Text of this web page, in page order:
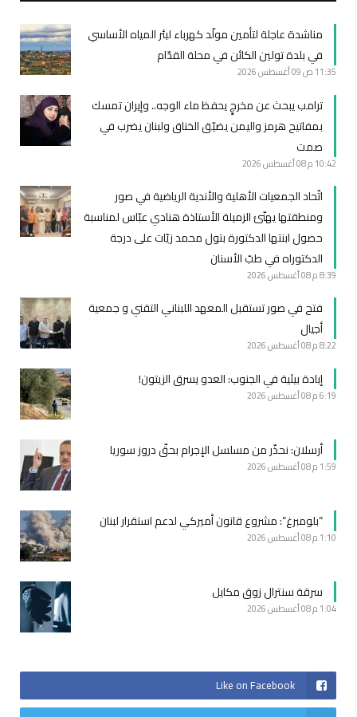
مناشدة عاجلة لتأمين مولّد كهرباء لبئر المياه الأساسي
في بلدة تولين الكائن في محلة القدّام
11:35 ص 09 أغسطس 2026
ترامب يبحث عن مخرجٍ يحفظ ماء الوجه.. وإيران تمسك
بمفاتيح هرمز واليمن يضيّق الخناق ولبنان يضرب في
صمت
10:42 م 08 أغسطس 2026
اتّحاد الجمعيات الأهلية والأندية الرياضية في صور
ومنطقتها يهنّئ الزميلة الأستاذة هنادي عبّاس لمناسبة
حصول ابنتها الدكتورة بتول محمد زيّات على درجة
الدكتوراه في طبّ الأسنان
8:39 م 08 أغسطس 2026
فتح في صور تستقبل المعهد اللبناني التقني و جمعية
أجيال
8:22 م 08 أغسطس 2026
إبادة بيئية في الجنوب: العدو يسرق الزيتون!
6:19 م 08 أغسطس 2026
أرسلان: نحذّر من مسلسل الإجرام بحقّ دروز سوريا
1:59 م 08 أغسطس 2026
“بلومبرغ”: مشروع قانون أميركي لدعم استقرار لبنان
1:10 م 08 أغسطس 2026
سرقة سنترال زوق مكايل
1:04 م 08 أغسطس 2026
Like on Facebook